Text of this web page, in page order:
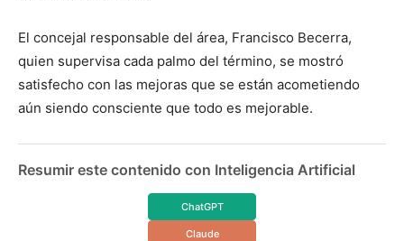
El concejal responsable del área, Francisco Becerra,
quien supervisa cada palmo del término, se mostró
satisfecho con las mejoras que se están acometiendo
aún siendo consciente que todo es mejorable.
Resumir este contenido con Inteligencia Artificial
ChatGPT
Claude